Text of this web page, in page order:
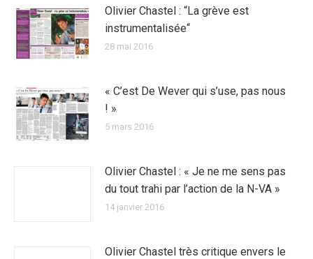
Olivier Chastel : “La grève est
instrumentalisée“
28 mai 2016
« C’est De Wever qui s’use, pas nous
! »
5 mars 2016
Olivier Chastel : « Je ne me sens pas
du tout trahi par l’action de la N-VA »
14 janvier 2016
Olivier Chastel très critique envers le